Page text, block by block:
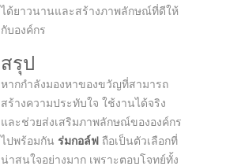
ได้ยาวนานและสร้างภาพลักษณ์ที่ดีให้
กับองค์กร
สรุป
หากกำลังมองหาของขวัญที่สามารถ
สร้างความประทับใจ ใช้งานได้จริง
และช่วยส่งเสริมภาพลักษณ์ขององค์กร
ไปพร้อมกัน ร่มกอล์ฟ ถือเป็นตัวเลือกที่
น่าสนใจอย่างมาก เพราะตอบโจทย์ทั้ง